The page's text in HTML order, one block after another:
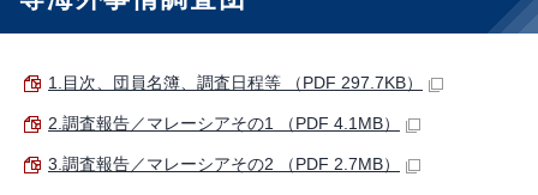
1.目次、団員名簿、調査日程等 （PDF 297.7KB）
2.調査報告／マレーシアその1 （PDF 4.1MB）
3.調査報告／マレーシアその2 （PDF 2.7MB）